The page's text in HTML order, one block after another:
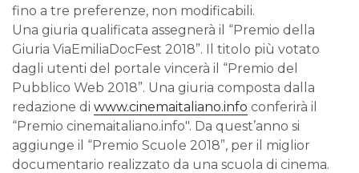
fino a tre preferenze, non modificabili.
Una giuria qualificata assegnerà il “Premio della
Giuria ViaEmiliaDocFest 2018”. Il titolo più votato
dagli utenti del portale vincerà il “Premio del
Pubblico Web 2018”. Una giuria composta dalla
redazione di www.cinemaitaliano.info conferirà il
“Premio cinemaitaliano.info". Da quest’anno si
aggiunge il “Premio Scuole 2018”, per il miglior
documentario realizzato da una scuola di cinema.